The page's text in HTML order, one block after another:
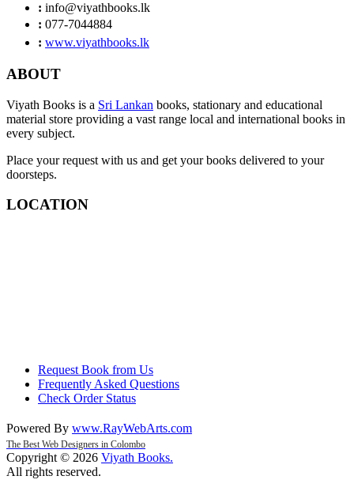
: info@viyathbooks.lk
: 077-7044884
: www.viyathbooks.lk
ABOUT
Viyath Books is a Sri Lankan books, stationary and educational
material store providing a vast range local and international books in
every subject.
Place your request with us and get your books delivered to your
doorsteps.
LOCATION
Request Book from Us
Frequently Asked Questions
Check Order Status
Powered By www.RayWebArts.com
The Best Web Designers in Colombo
Copyright © 2026 Viyath Books.
All rights reserved.